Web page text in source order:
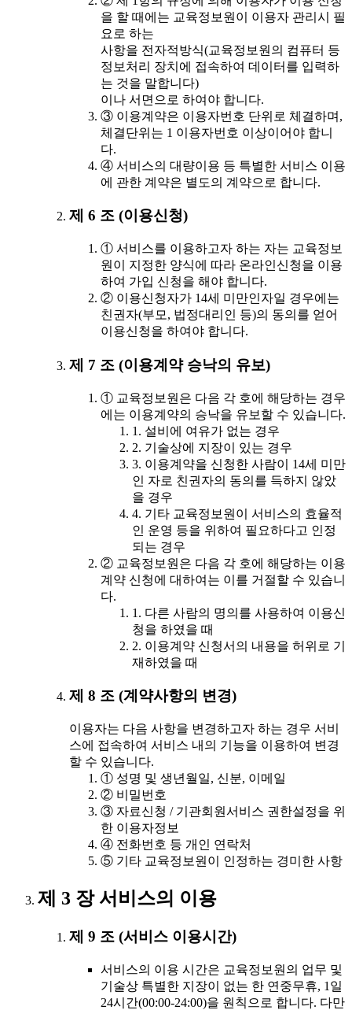
을 할 때에는 교육정보원이 이용자 관리시 필
요로 하는
사항을 전자적방식(교육정보원의 컴퓨터 등
정보처리 장치에 접속하여 데이터를 입력하
는 것을 말합니다)
이나 서면으로 하여야 합니다.
③ 이용계약은 이용자번호 단위로 체결하며,
체결단위는 1 이용자번호 이상이어야 합니
다.
④ 서비스의 대량이용 등 특별한 서비스 이용
에 관한 계약은 별도의 계약으로 합니다.
제 6 조 (이용신청)
① 서비스를 이용하고자 하는 자는 교육정보
원이 지정한 양식에 따라 온라인신청을 이용
하여 가입 신청을 해야 합니다.
② 이용신청자가 14세 미만인자일 경우에는
친권자(부모, 법정대리인 등)의 동의를 얻어
이용신청을 하여야 합니다.
제 7 조 (이용계약 승낙의 유보)
① 교육정보원은 다음 각 호에 해당하는 경우
에는 이용계약의 승낙을 유보할 수 있습니다.
1. 설비에 여유가 없는 경우
2. 기술상에 지장이 있는 경우
3. 이용계약을 신청한 사람이 14세 미만
인 자로 친권자의 동의를 득하지 않았
을 경우
4. 기타 교육정보원이 서비스의 효율적
인 운영 등을 위하여 필요하다고 인정
되는 경우
② 교육정보원은 다음 각 호에 해당하는 이용
계약 신청에 대하여는 이를 거절할 수 있습니
다.
1. 다른 사람의 명의를 사용하여 이용신
청을 하였을 때
2. 이용계약 신청서의 내용을 허위로 기
재하였을 때
제 8 조 (계약사항의 변경)
이용자는 다음 사항을 변경하고자 하는 경우 서비
스에 접속하여 서비스 내의 기능을 이용하여 변경
할 수 있습니다.
① 성명 및 생년월일, 신분, 이메일
② 비밀번호
③ 자료신청 / 기관회원서비스 권한설정을 위
한 이용자정보
④ 전화번호 등 개인 연락처
⑤ 기타 교육정보원이 인정하는 경미한 사항
제 3 장 서비스의 이용
제 9 조 (서비스 이용시간)
서비스의 이용 시간은 교육정보원의 업무 및
기술상 특별한 지장이 없는 한 연중무휴, 1일
24시간(00:00-24:00)을 원칙으로 합니다. 다만